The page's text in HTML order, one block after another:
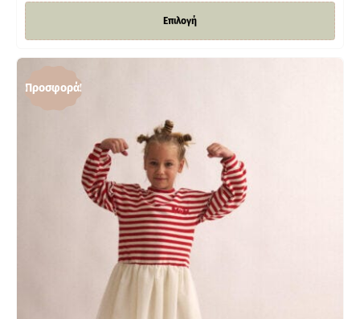
Επιλογή
Προσφορά!